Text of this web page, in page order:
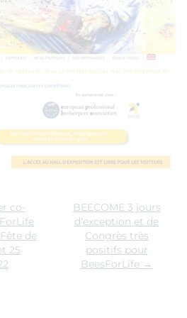
co-
de
25
BEECOME 3 jours
d'exception et de
Congrès très
positifs pour
BeesForLife →